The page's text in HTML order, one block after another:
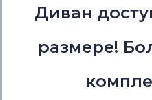
Диван
размере!